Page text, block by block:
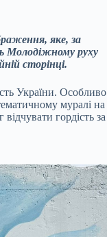
яке, за
Молодіжному руху
сторінці.
України. Особливо
муралі на
гордість за